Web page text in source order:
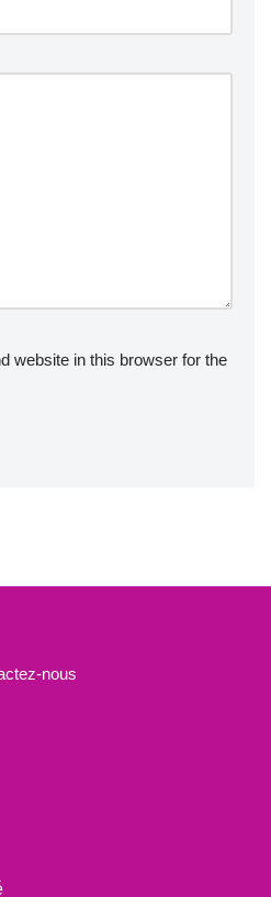
de mentorat
l’intégrité
aide les athlètes à naviguer
leur engagement envers le fair-
En conséquence, les athlètes
la fatigue mentale, favorisant
globale.